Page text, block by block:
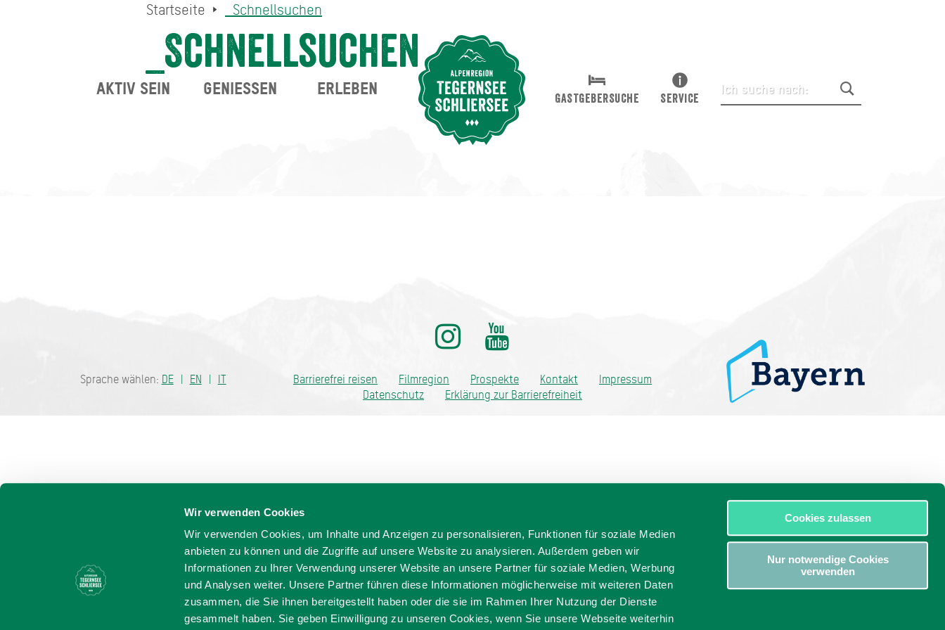
Wir verwenden Cookies
Wir verwenden Cookies, um Inhalte und Anzeigen zu personalisieren, Funktionen für soziale Medien
anbieten zu können und die Zugriffe auf unsere Website zu analysieren. Außerdem geben wir
Informationen zu Ihrer Verwendung unserer Website an unsere Partner für soziale Medien, Werbung
und Analysen weiter. Unsere Partner führen diese Informationen möglicherweise mit weiteren Daten
zusammen, die Sie ihnen bereitgestellt haben oder die sie im Rahmen Ihrer Nutzung der Dienste
gesammelt haben. Sie geben Einwilligung zu unseren Cookies, wenn Sie unsere Webseite weiterhin
Cookies zulassen
Nur notwendige Cookies
verwenden
Startseite _Schnellsuchen
_Schnellsuchen
Sprache wählen: DE EN IT Barrierefrei reisen Filmregion Prospekte Kontakt
Impressum
Datenschutz
Erklärung zur Barrierefreiheit
AKTIV SEIN GENIESSEN ERLEBEN
GASTGEBERSUCHE SERVICE
Suche abschicken